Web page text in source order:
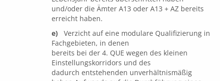
und/oder die Ämter A13 oder A13 + AZ bereits
erreicht haben.
e) Verzicht auf eine modulare Qualifizierung in
Fachgebieten, in denen
bereits bei der 4. QUE wegen des kleinen
Einstellungskorridors und des
dadurch entstehenden unverhältnismäßig